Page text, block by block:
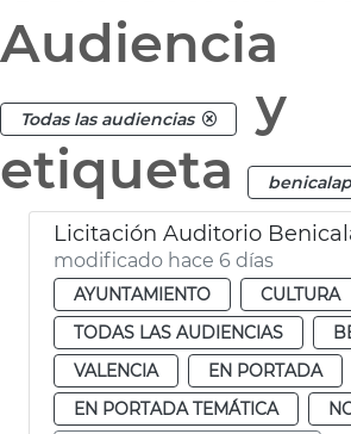
Audiencia
Todas las audiencias
y
etiqueta
benicalap
Licitación Auditorio
modificado hace 6 días
AYUNTAMIENTO
CULTURA
TODAS LAS AUDIENCIAS
VALENCIA
EN PORTADA
EN PORTADA TEMÁTICA